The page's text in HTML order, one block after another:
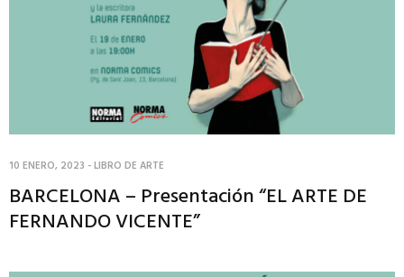
10 ENERO, 2023 -LIBRO DE ARTE
BARCELONA – Presentación “EL ARTE DE
FERNANDO VICENTE”